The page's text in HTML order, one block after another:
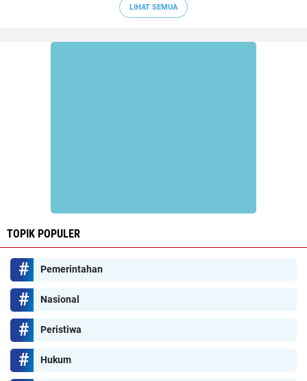
LIHAT SEMUA
TOPIK POPULER
Pemerintahan
Nasional
Peristiwa
Hukum